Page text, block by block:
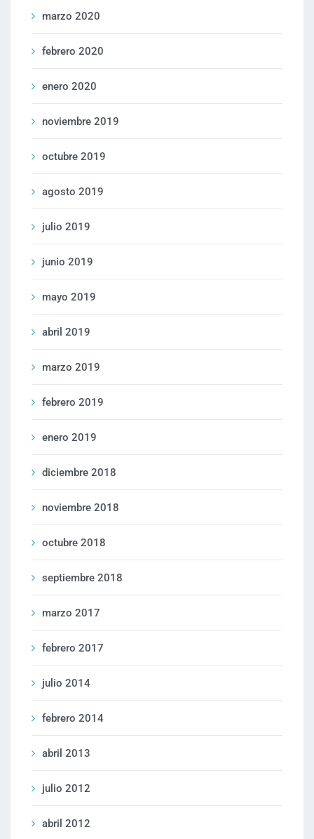
marzo 2020
febrero 2020
enero 2020
noviembre 2019
octubre 2019
agosto 2019
julio 2019
junio 2019
mayo 2019
abril 2019
marzo 2019
febrero 2019
enero 2019
diciembre 2018
noviembre 2018
octubre 2018
septiembre 2018
marzo 2017
febrero 2017
julio 2014
febrero 2014
abril 2013
julio 2012
abril 2012